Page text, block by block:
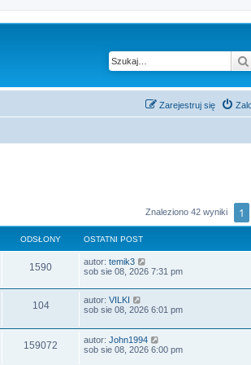
Zarejestruj się
Znaleziono 42 wyniki 1
ODSŁONY OSTATNI POST
1590O
d
ł
o
O
s
a
t
n
p
o
s
autor: temik3
sob sie 08, 2026 7:31 pm
104O
s
O
s
a
t
n
autor: VILKI
sob sie 08, 2026 6:01 pm
159072
O
s
autor: John1994
sob sie 08, 2026 6:00 pm